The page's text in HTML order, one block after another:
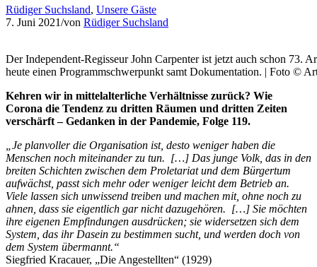
Rüdiger Suchsland, Unsere Gäste
7. Juni 2021/von Rüdiger Suchsland
Der Independent-Regisseur John Carpenter ist jetzt auch schon 73.
heute einen Programmschwerpunkt samt Dokumentation. | Foto ©
Kehren wir in mittelalterliche Verhältnisse zurück? Wie
Corona die Tendenz zu dritten Räumen und dritten Zeiten
verschärft – Gedanken in der Pandemie, Folge 119.
„Je planvoller die Organisation ist, desto weniger haben die
Menschen noch miteinander zu tun. […] Das junge Volk, das in den
breiten Schichten zwischen dem Proletariat und dem Bürgertum
aufwächst, passt sich mehr oder weniger leicht dem Betrieb an.
Viele lassen sich unwissend treiben und machen mit, ohne noch zu
ahnen, dass sie eigentlich gar nicht dazugehören. […] Sie möchten
ihre eigenen Empfindungen ausdrücken; sie widersetzen sich dem
System, das ihr Dasein zu bestimmen sucht, und werden doch von
dem System übermannt.“
Siegfried Kracauer, „Die Angestellten“ (1929)